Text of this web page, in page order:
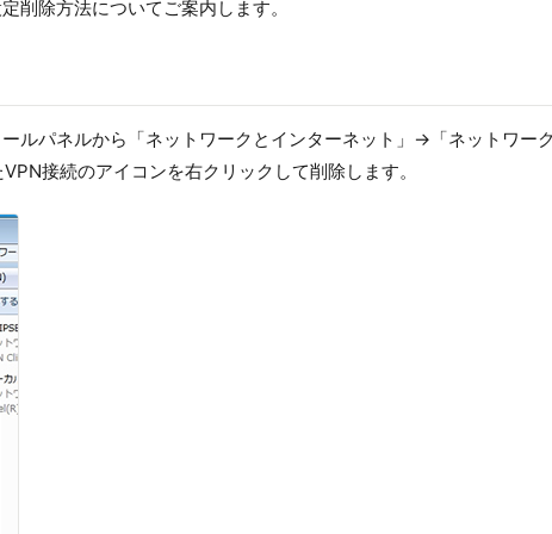
削除方法についてご案内します。
ルパネルから「ネットワークとインターネット」→「ネットワー
接続のアイコンを右クリックして削除します。